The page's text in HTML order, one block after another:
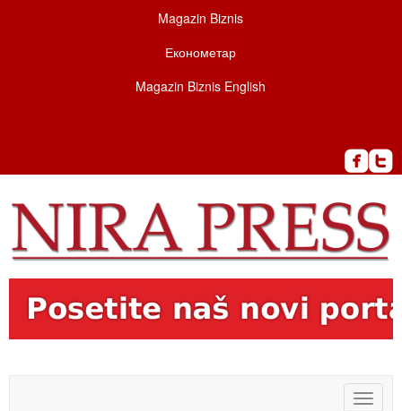
Magazin Biznis
Економетар
Magazin Biznis English
Toggle